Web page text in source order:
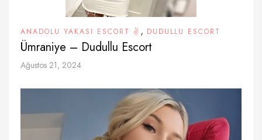
ANADOLU YAKASI ESCORT ✌️ , DUDULLU ESCORT
Ümraniye – Dudullu Escort
Ağustos 21, 2024